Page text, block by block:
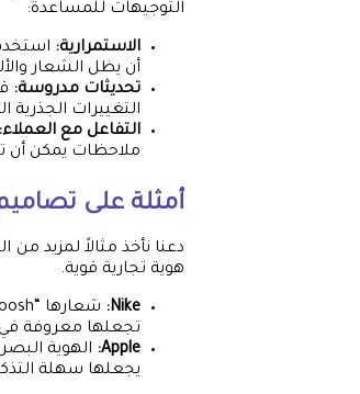
التوجيهات للمساعدة:
الاستمرارية:
أن يظل الشعار
تحديثات مدروسة:
التغييرات الجذرية
التفاعل مع العملاء:
ملاحظات يمكن أن
أمثلة على
دعنا نأخذ مثالاً لمزيد
هوية تجارية قوية.
Nike:
تجعلها معروفة
Apple:
يجعلها سهلة